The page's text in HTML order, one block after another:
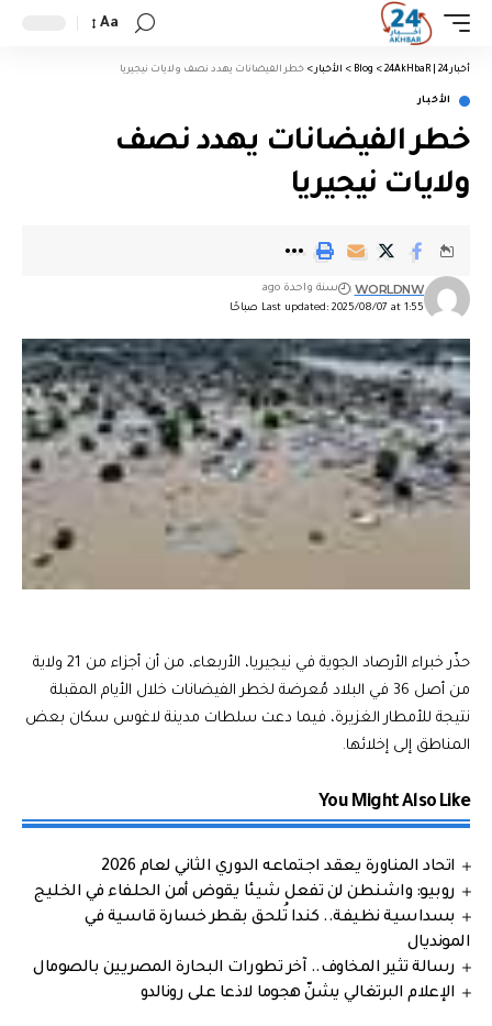
Aa
أخبار 24 | 24AkHbaR >
Blog
> الأخبار > خطر الفيضانات يهدد نصف ولايات نيجيريا
الأخبار
خطر الفيضانات يهدد نصف
ولايات نيجيريا
Last updated: 2025/08/07 at 1:55 صباحًا
WORLDNW سنة واحدة ago
حذّر خبراء الأرصاد الجوية في نيجيريا، الأربعاء، من أن أجزاء من 21 ولاية
من أصل 36 في البلاد مُعرضة لخطر الفيضانات خلال الأيام المقبلة
نتيجة للأمطار الغزيرة، فيما دعت سلطات مدينة لاغوس سكان بعض
المناطق إلى إخلائها.
You Might Also Like
اتحاد المناورة يعقد اجتماعه الدوري الثاني لعام 2026
روبيو: واشنطن لن تفعل شيئا يقوض أمن الحلفاء في الخليج
بسداسية نظيفة.. كندا تُلحق بقطر خسارة قاسية في
المونديال
رسالة تثير المخاوف.. آخر تطورات البحارة المصريين بالصومال
الإعلام البرتغالي يشنّ هجوما لاذعا على رونالدو